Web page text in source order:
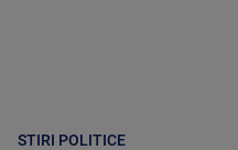
STIRI POLITICE